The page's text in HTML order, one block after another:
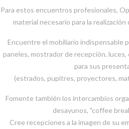
Para estos encuentros profesionales,
material necesario para la
Encuentre el mobiliario indispensable
paneles, mostrador de recepción,
para sus
(estrados, pupitres, proyectores,
Fomente también los intercambios
desayunos, "coffee
Cree recepciones a la imagen de su